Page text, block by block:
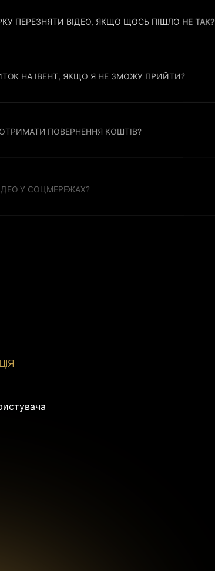
ПЕРЕЗНЯТИ ВІДЕО, ЯКЩО ЩОСЬ ПІШЛО НЕ ТАК?
НА ІВЕНТ, ЯКЩО Я НЕ ЗМОЖУ ПРИЙТИ?
ПОВЕРНЕННЯ КОШТІВ?